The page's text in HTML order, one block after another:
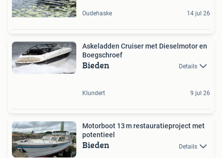
Oudehaske 14 jul 26
Askeladden Cruiser met Dieselmotor en
Boegschroef
Bieden Details
Klundert 9 jul 26
Motorboot 13 m restauratieproject met
potentieel
Bieden Details